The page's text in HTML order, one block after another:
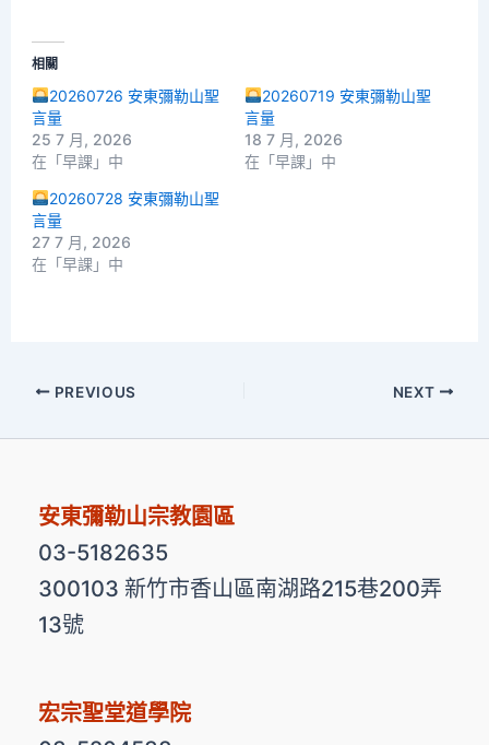
相關
20260726 安東彌勒山聖
言量
25 7 月, 2026
在「早課」中
20260719 安東彌勒山聖
言量
18 7 月, 2026
在「早課」中
20260728 安東彌勒山聖
言量
27 7 月, 2026
在「早課」中
PREVIOUS NEXT
安東彌勒山宗教園區
03-5182635
300103 新竹市香山區南湖路215巷200弄
13號
宏宗聖堂道學院